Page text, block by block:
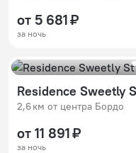
от 5 681 ₽
за ночь
Residence Sweetly
2,6 км от центра Бордо
от 11 891 ₽
за ночь